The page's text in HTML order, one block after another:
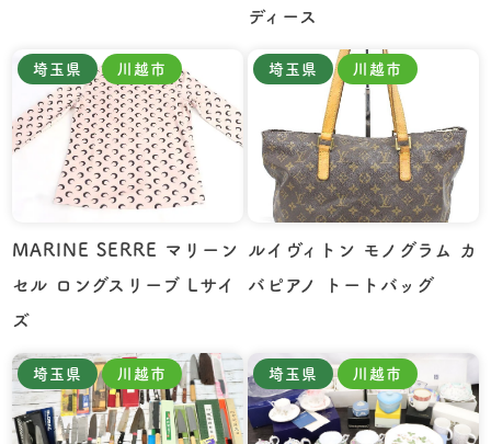
ディース
埼玉県 川越市
MARINE SERRE マリーン
セル ロングスリーブ Lサイ
ズ
埼玉県 川越市
ルイヴィトン モノグラム カ
バピアノ トートバッグ
埼玉県 川越市 埼玉県 川越市